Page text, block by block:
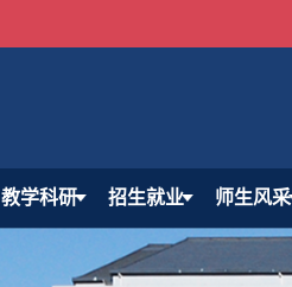
教学科研 招生就业 师生风采